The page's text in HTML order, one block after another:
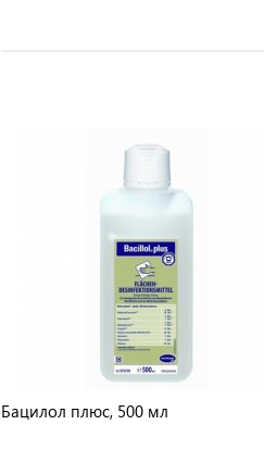
Бацилол плюс, 500 мл